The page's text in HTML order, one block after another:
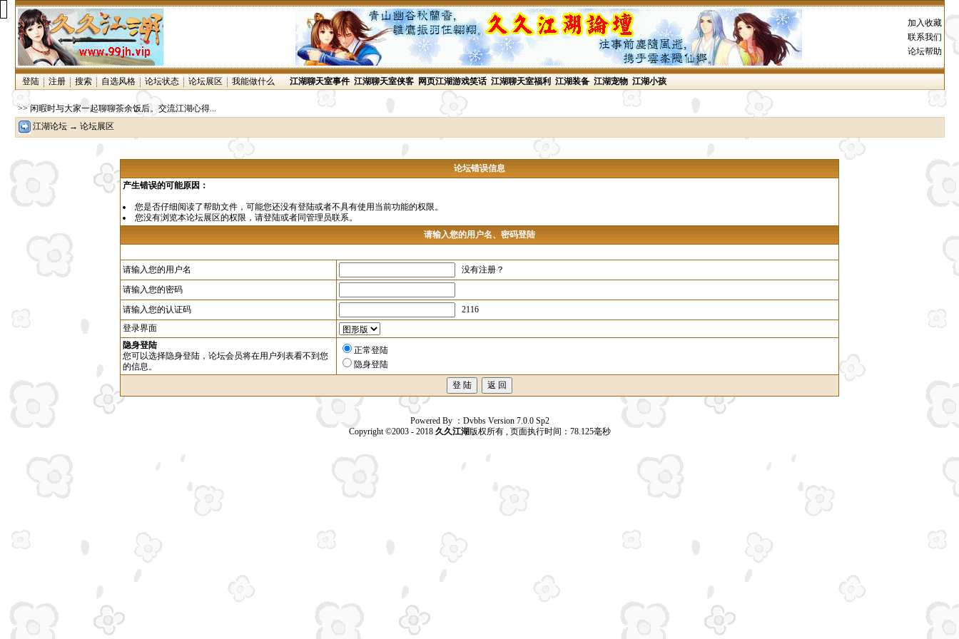
加入收藏
联系我们
论坛帮助
登陆 注册 搜索 自选风格 论坛状态 论坛展区 我能做什么 江湖聊天室事件 江湖聊天室侠客 网页江湖游戏笑话 江湖聊天室福利 江湖装备 江湖宠物 江湖小孩
>> 闲暇时与大家一起聊聊茶余饭后。交流江湖心得...
江湖论坛→ 论坛展区
论坛错误信息
产生错误的可能原因：
您是否仔细阅读了帮助文件 ，可能您还没有登陆或者不具有使用当前功能的权限。
您没有浏览本论坛展区的权限，请登陆或者同管理员联系。
请输入您的用户名、密码登陆
请输入您的用户名
没有注册？
请输入您的密码
请输入您的认证码
2116
登录界面
隐身登陆
您可以选择隐身登陆，论坛会员将在用户列表看不到您
的信息。
正常登陆
隐身登陆
Powered By ：Dvbbs Version 7.0.0 Sp2
Copyright ©2003 - 2018 久久江湖版权所有 , 页面执行时间：78.125毫秒